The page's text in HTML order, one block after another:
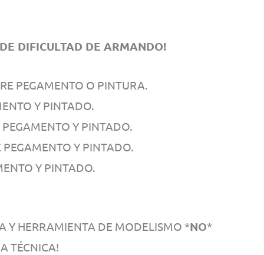
DIFICULTAD DE ARMANDO!
PEGAMENTO O PINTURA.
Y PINTADO.
Y PINTADO.
Y PINTADO.
Y PINTADO.
Y HERRAMIENTA DE MODELISMO *NO*
TÉCNICA!